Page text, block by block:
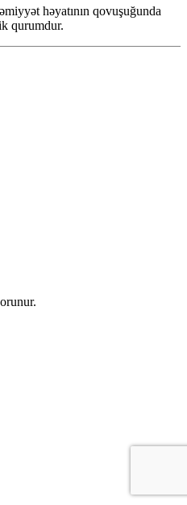
həyatının qovuşuğunda
qurumdur.